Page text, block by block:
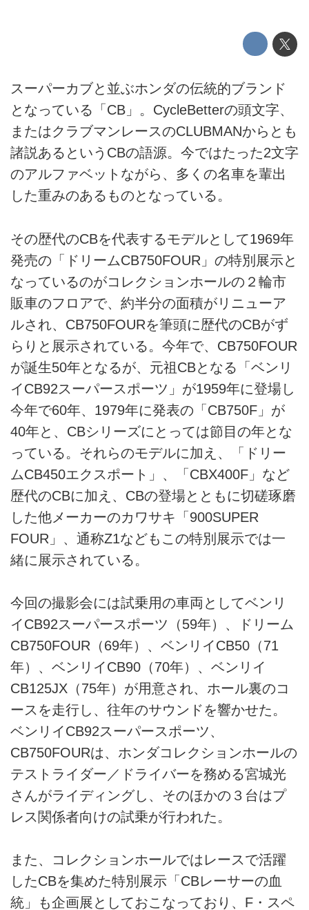
スーパーカブと並ぶホンダの伝統的ブランド
となっている「CB」。CycleBetterの頭文字、
またはクラブマンレースのCLUBMANからとも
諸説あるというCBの語源。今ではたった2文字
のアルファベットながら、多くの名車を輩出
した重みのあるものとなっている。
その歴代のCBを代表するモデルとして1969年
発売の「ドリームCB750FOUR」の特別展示と
なっているのがコレクションホールの２輪市
販車のフロアで、約半分の面積がリニューア
ルされ、CB750FOURを筆頭に歴代のCBがず
らりと展示されている。今年で、CB750FOUR
が誕生50年となるが、元祖CBとなる「ベンリ
イCB92スーパースポーツ」が1959年に登場し
今年で60年、1979年に発表の「CB750F」が
40年と、CBシリーズにとっては節目の年とな
っている。それらのモデルに加え、「ドリー
ムCB450エクスポート」、「CBX400F」など
歴代のCBに加え、CBの登場とともに切磋琢磨
した他メーカーのカワサキ「900SUPER
FOUR」、通称Z1などもこの特別展示では一
緒に展示されている。
今回の撮影会には試乗用の車両としてベンリ
イCB92スーパースポーツ（59年）、ドリーム
CB750FOUR（69年）、ベンリイCB50（71
年）、ベンリイCB90（70年）、ベンリイ
CB125JX（75年）が用意され、ホール裏のコ
ースを走行し、往年のサウンドを響かせた。
ベンリイCB92スーパースポーツ、
CB750FOURは、ホンダコレクションホールの
テストライダー／ドライバーを務める宮城光
さんがライディングし、そのほかの３台はプ
レス関係者向けの試乗が行われた。
また、コレクションホールではレースで活躍
したCBを集めた特別展示「CBレーサーの血
統」も企画展としておこなっており、F・スペ